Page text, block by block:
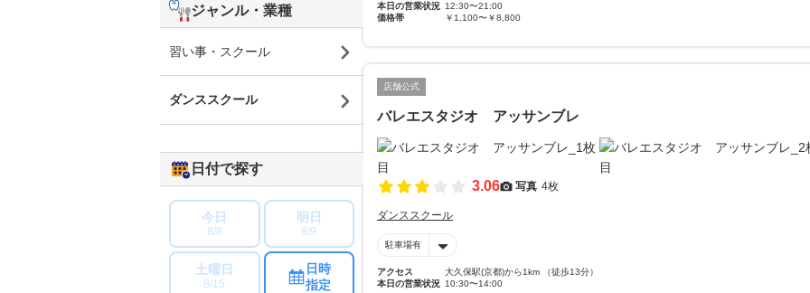
本日の営業状況 12:30〜21:00
価格帯
￥1,100〜￥8,800
店舗公式
バレエスタジオ アッサンブレ
3.06 写真 4枚
ダンススクール
駐車場有
アクセス
大久保駅(京都)から1km （徒歩13分）
本日の営業状況 10:30〜14:00
ジャンル・業種
習い事・スクール
ダンススクール
日付で探す
今日
8/8
明日
8/9
土曜日
8/15
日時
指定